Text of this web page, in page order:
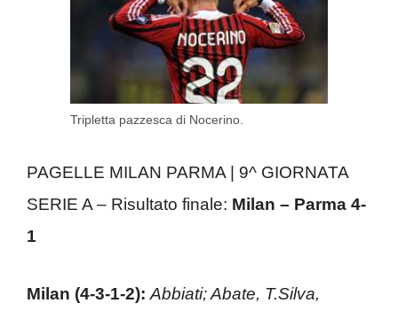
Tripletta pazzesca di Nocerino.
PAGELLE MILAN PARMA | 9^ GIORNATA
SERIE A – Risultato finale: Milan – Parma 4-
1
Milan (4-3-1-2): Abbiati; Abate, T.Silva,